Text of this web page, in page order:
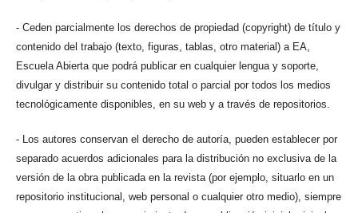
- Ceden parcialmente los derechos de propiedad (copyright) de título y
contenido del trabajo (texto, figuras, tablas, otro material) a EA,
Escuela Abierta que podrá publicar en cualquier lengua y soporte,
divulgar y distribuir su contenido total o parcial por todos los medios
tecnológicamente disponibles, en su web y a través de repositorios.
- Los autores conservan el derecho de autoría, pueden establecer por
separado acuerdos adicionales para la distribución no exclusiva de la
versión de la obra publicada en la revista (por ejemplo, situarlo en un
repositorio institucional, web personal o cualquier otro medio), siempre